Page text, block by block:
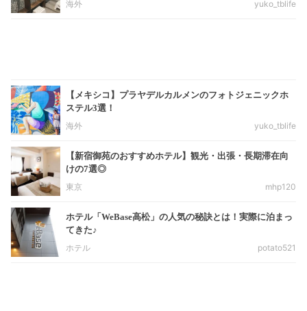
海外
yuko_tblife
【メキシコ】プラヤデルカルメンのフォトジェニックホ
ステル3選！
海外
yuko_tblife
【新宿御苑のおすすめホテル】観光・出張・長期滞在向
けの7選◎
東京
mhp120
ホテル「WeBase高松」の人気の秘訣とは！実際に泊まっ
てきた♪
ホテル
potato521